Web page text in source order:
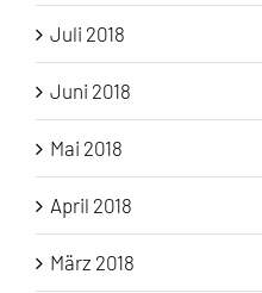
Juli 2018
Juni 2018
Mai 2018
April 2018
März 2018